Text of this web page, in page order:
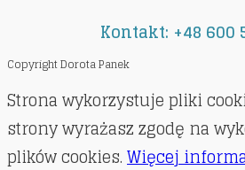
Kontakt: +48 600
Copyright Dorota Panek
Strona wykorzystuje pliki
strony wyrażasz zgodę na
plików cookies.Więcej